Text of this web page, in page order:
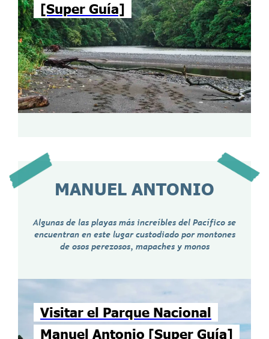
[Super Guía]
MANUEL ANTONIO
Algunas de las playas más increíbles del Pacífico se
encuentran en este lugar custodiado por montones
de osos perezosos, mapaches y monos
Visitar el Parque Nacional
Manuel Antonio [Super Guía]